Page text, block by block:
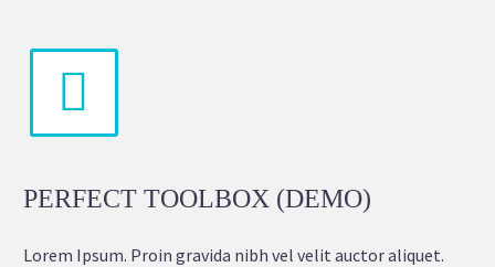


PERFECT TOOLBOX (DEMO)
Lorem Ipsum. Proin gravida nibh vel velit auctor aliquet.